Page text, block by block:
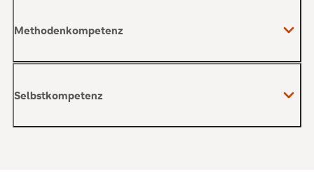
Methodenkompetenz
Selbstkompetenz